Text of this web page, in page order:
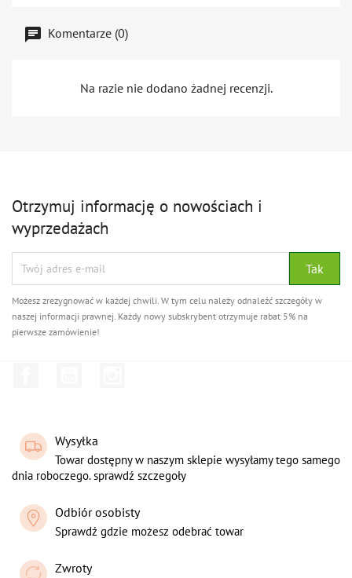
Komentarze (0)
Na razie nie dodano żadnej recenzji.
Otrzymuj informację o nowościach i
wyprzedażach
Możesz zrezygnować w każdej chwili. W tym celu należy odnaleźć szczegóły w
naszej informacji prawnej. Każdy nowy subskrybent otrzymuje rabat 5% na
pierwsze zamówienie!
Wysyłka
Towar dostępny w naszym sklepie wysyłamy tego samego
dnia roboczego. sprawdź szczegoły
Odbiór osobisty
Sprawdź gdzie możesz odebrać towar
Zwroty